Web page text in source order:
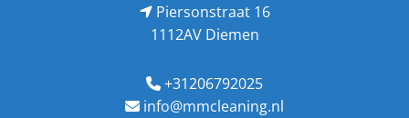
Piersonstraat 16
1112AV Diemen
 +31206792025
 info@mmcleaning.nl